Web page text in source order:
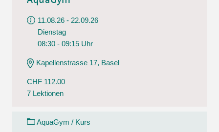
11.08.26 - 22.09.26
Dienstag
08:30 - 09:15 Uhr
Kapellenstrasse 17, Basel
CHF 112.00
7 Lektionen
AquaGym / Kurs